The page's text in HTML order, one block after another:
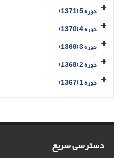
دوره 5 (1371)
دوره 4 (1370)
دوره 3 (1369)
دوره 2 (1368)
دوره 1 (1367)
دسترسی سریع